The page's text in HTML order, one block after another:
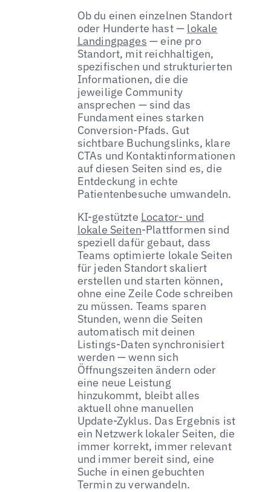
Ob du einen einzelnen Standort
oder Hunderte hast — lokale
Landingpages — eine pro
Standort, mit reichhaltigen,
spezifischen und strukturierten
Informationen, die die
jeweilige Community
ansprechen — sind das
Fundament eines starken
Conversion-Pfads. Gut
sichtbare Buchungslinks, klare
CTAs und Kontaktinformationen
auf diesen Seiten sind es, die
Entdeckung in echte
Patientenbesuche umwandeln.
KI-gestützte Locator- und
lokale Seiten-Plattformen sind
speziell dafür gebaut, dass
Teams optimierte lokale Seiten
für jeden Standort skaliert
erstellen und starten können,
ohne eine Zeile Code schreiben
zu müssen. Teams sparen
Stunden, wenn die Seiten
automatisch mit deinen
Listings-Daten synchronisiert
werden — wenn sich
Öffnungszeiten ändern oder
eine neue Leistung
hinzukommt, bleibt alles
aktuell ohne manuellen
Update-Zyklus. Das Ergebnis ist
ein Netzwerk lokaler Seiten, die
immer korrekt, immer relevant
und immer bereit sind, eine
Suche in einen gebuchten
Termin zu verwandeln.